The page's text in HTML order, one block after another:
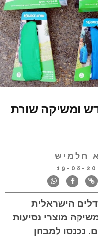
ומשיקה שורת
חלמיש
19-08-
הישראלית
מוצרי נסיעות
נכנסו למבחן